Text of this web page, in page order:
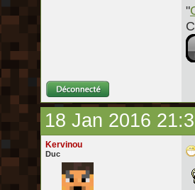
"
18 Jan 2016
Kervinou
Duc